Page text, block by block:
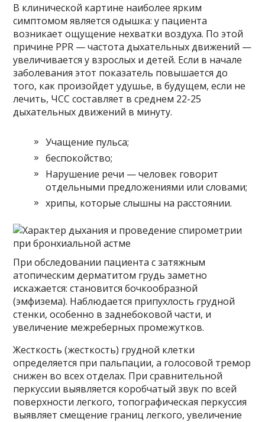
В клинической картине наиболее ярким
симптомом является одышка: у пациента
возникает ощущение нехватки воздуха. По этой
причине PPR — частота дыхательных движений —
увеличивается у взрослых и детей. Если в начале
заболевания этот показатель повышается до
того, как произойдет удушье, в будущем, если не
лечить, ЧСС составляет в среднем 22-25
дыхательных движений в минуту.
Учащение пульса;
беспокойство;
Нарушение речи — человек говорит
отдельными предложениями или словами;
хрипы, которые слышны на расстоянии.
При обследовании пациента с затяжным
атопическим дерматитом грудь заметно
искажается: становится бочкообразной
(эмфизема). Наблюдается припухлость грудной
стенки, особенно в заднебоковой части, и
увеличение межреберных промежутков.
Жесткость (жесткость) грудной клетки
определяется при пальпации, а голосовой тремор
снижен во всех отделах. При сравнительной
перкуссии выявляется коробчатый звук по всей
поверхности легкого, топографическая перкуссия
выявляет смещение границ легкого, увеличение